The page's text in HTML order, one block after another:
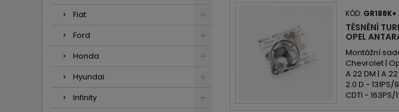
Fiat
Ford
Honda
Hyundai
Infinity
KÓD: GR188K+
TĚSNĚNÍ
OPEL
Montážní
Chevrolet |
A 22 DM | A
2.0 D -
CDTI - 163PS/